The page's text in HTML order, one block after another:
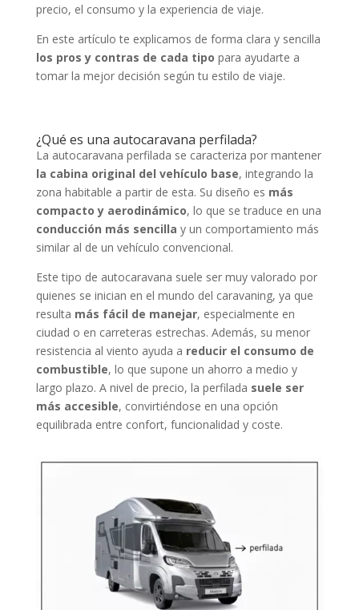
precio, el consumo y la experiencia de viaje.
En este artículo te explicamos de forma clara y sencilla
los pros y contras de cada tipo para ayudarte a
tomar la mejor decisión según tu estilo de viaje.
¿Qué es una autocaravana perfilada?
La autocaravana perfilada se caracteriza por mantener
la cabina original del vehículo base, integrando la
zona habitable a partir de esta. Su diseño es más
compacto y aerodinámico, lo que se traduce en una
conducción más sencilla y un comportamiento más
similar al de un vehículo convencional.
Este tipo de autocaravana suele ser muy valorado por
quienes se inician en el mundo del caravaning, ya que
resulta más fácil de manejar, especialmente en
ciudad o en carreteras estrechas. Además, su menor
resistencia al viento ayuda a reducir el consumo de
combustible, lo que supone un ahorro a medio y
largo plazo. A nivel de precio, la perfilada suele ser
más accesible, convirtiéndose en una opción
equilibrada entre confort, funcionalidad y coste.